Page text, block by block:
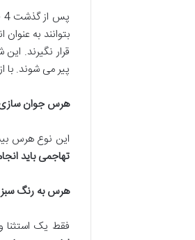
بتوانند به
قرار نگیرند.
پیر می شوند. با
هرس جوان
این نوع هرس
تهاجمی باید
هرس به رنگ سبز
فقط یک استثنا